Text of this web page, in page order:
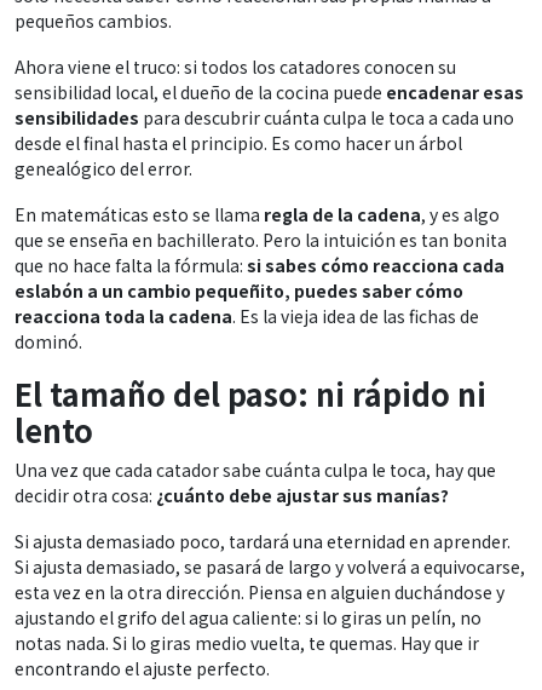
pequeños cambios.
Ahora viene el truco: si todos los catadores conocen su
sensibilidad local, el dueño de la cocina puede encadenar esas
sensibilidades para descubrir cuánta culpa le toca a cada uno
desde el final hasta el principio. Es como hacer un árbol
genealógico del error.
En matemáticas esto se llama regla de la cadena, y es algo
que se enseña en bachillerato. Pero la intuición es tan bonita
que no hace falta la fórmula: si sabes cómo reacciona cada
eslabón a un cambio pequeñito, puedes saber cómo
reacciona toda la cadena. Es la vieja idea de las fichas de
dominó.
El tamaño del paso: ni rápido ni
lento
Una vez que cada catador sabe cuánta culpa le toca, hay que
decidir otra cosa: ¿cuánto debe ajustar sus manías?
Si ajusta demasiado poco, tardará una eternidad en aprender.
Si ajusta demasiado, se pasará de largo y volverá a equivocarse,
esta vez en la otra dirección. Piensa en alguien duchándose y
ajustando el grifo del agua caliente: si lo giras un pelín, no
notas nada. Si lo giras medio vuelta, te quemas. Hay que ir
encontrando el ajuste perfecto.